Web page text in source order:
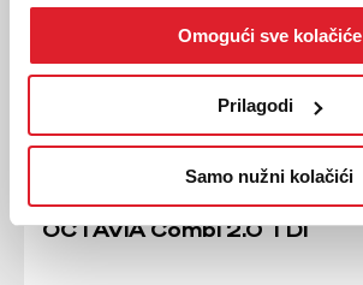
Omogući sve kolačiće
Prilagodi
Samo nužni kolačići
SKODA
OCTAVIA Combi 2.0 TDI